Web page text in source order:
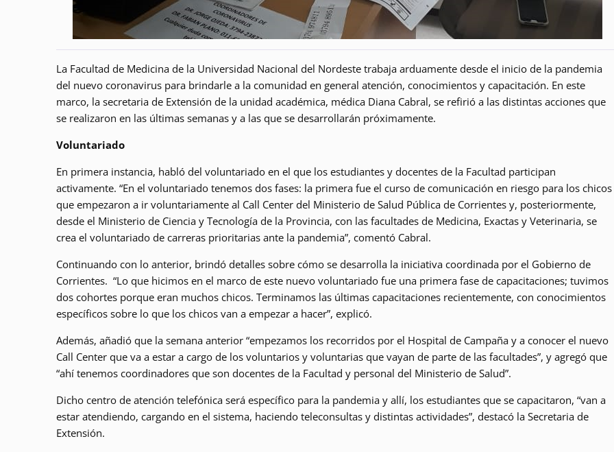
La Facultad de Medicina de la Universidad Nacional del Nordeste trabaja arduamente desde el inicio de la pandemia
del nuevo coronavirus para brindarle a la comunidad en general atención, conocimientos y capacitación. En este
marco, la secretaria de Extensión de la unidad académica, médica Diana Cabral, se refirió a las distintas acciones que
se realizaron en las últimas semanas y a las que se desarrollarán próximamente.
Voluntariado
En primera instancia, habló del voluntariado en el que los estudiantes y docentes de la Facultad participan
activamente. “En el voluntariado tenemos dos fases: la primera fue el curso de comunicación en riesgo para los chicos
que empezaron a ir voluntariamente al Call Center del Ministerio de Salud Pública de Corrientes y, posteriormente,
desde el Ministerio de Ciencia y Tecnología de la Provincia, con las facultades de Medicina, Exactas y Veterinaria, se
crea el voluntariado de carreras prioritarias ante la pandemia”, comentó Cabral.
Continuando con lo anterior, brindó detalles sobre cómo se desarrolla la iniciativa coordinada por el Gobierno de
Corrientes. “Lo que hicimos en el marco de este nuevo voluntariado fue una primera fase de capacitaciones; tuvimos
dos cohortes porque eran muchos chicos. Terminamos las últimas capacitaciones recientemente, con conocimientos
específicos sobre lo que los chicos van a empezar a hacer”, explicó.
Además, añadió que la semana anterior “empezamos los recorridos por el Hospital de Campaña y a conocer el nuevo
Call Center que va a estar a cargo de los voluntarios y voluntarias que vayan de parte de las facultades”, y agregó que
“ahí tenemos coordinadores que son docentes de la Facultad y personal del Ministerio de Salud”.
Dicho centro de atención telefónica será específico para la pandemia y allí, los estudiantes que se capacitaron, “van a
estar atendiendo, cargando en el sistema, haciendo teleconsultas y distintas actividades”, destacó la Secretaria de
Extensión.